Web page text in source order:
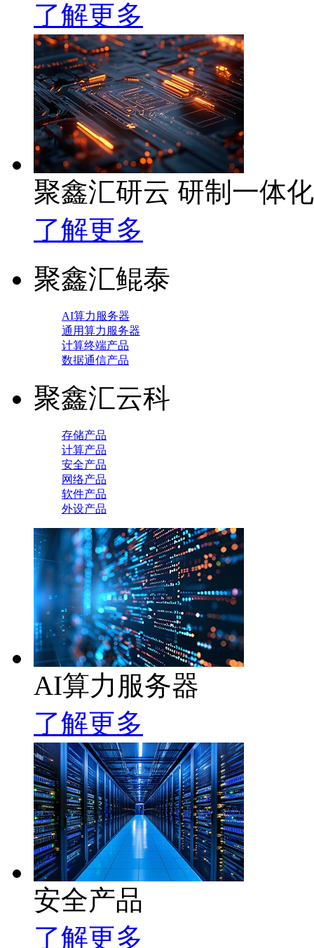
了解更多
聚鑫汇研云 研制一体
了解更多
聚鑫汇鲲泰
AI算力服务器
通用算力服务器
计算终端产品
数据通信产品
聚鑫汇云科
存储产品
计算产品
安全产品
网络产品
软件产品
外设产品
AI算力服务器
了解更多
安全产品
了解更多